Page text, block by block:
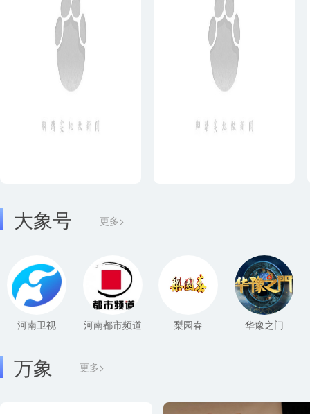
大象号 更多>
河南卫视 河南都市频道 梨园春 华豫之门
更多>
万象